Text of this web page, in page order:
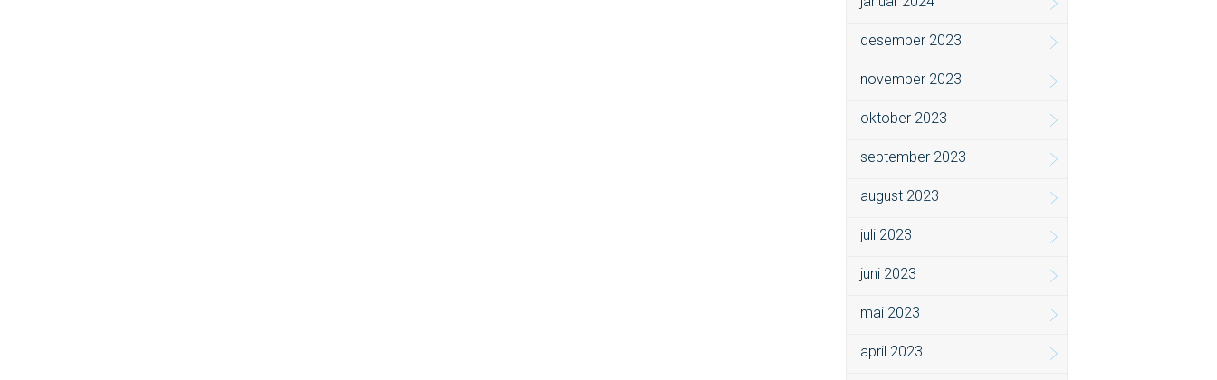
desember 2023
november 2023
oktober 2023
september 2023
august 2023
juli 2023
juni 2023
mai 2023
april 2023